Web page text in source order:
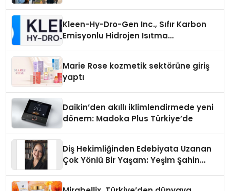
Kleen-Hy-Dro-Gen Inc., Sıfır Karbon
Emisyonlu Hidrojen Isıtma
Marie Rose kozmetik sektörüne giriş
yaptı
Daikin’den akıllı iklimlendirmede yeni
dönem: Madoka Plus Türkiye’de
Diş Hekimliğinden Edebiyata Uzanan
Çok Yönlü Bir Yaşam: Yeşim Şahin